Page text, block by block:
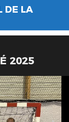
DE LA
2025